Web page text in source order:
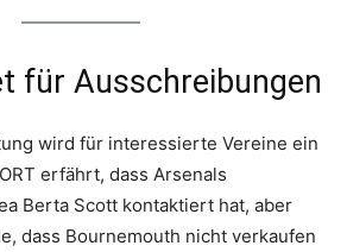
für Ausschreibungen
wird für interessierte Vereine ein
erfährt, dass Arsenals
Berta Scott kontaktiert hat, aber
dass Bournemouth nicht verkaufen